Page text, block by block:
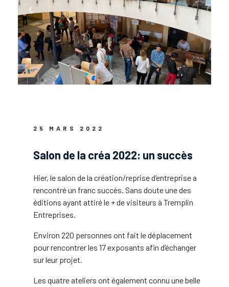
25 MARS 2022
Salon de la créa 2022: un succès
Hier, le salon de la création/reprise d’entreprise a
rencontré un franc succès. Sans doute une des
éditions ayant attiré le + de visiteurs à Tremplin
Entreprises.
Environ 220 personnes ont fait le déplacement
pour rencontrer les 17 exposants afin d’échanger
sur leur projet.
Les quatre ateliers ont également connu une belle